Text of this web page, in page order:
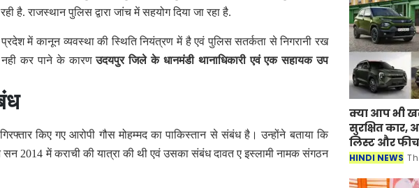
है. राजस्थान पुलिस द्वारा जांच में सहयोग दिया जा रहा है.
में कानून व्यवस्था की स्थिति नियंत्रण में है एवं पुलिस सतर्कता से निगरानी रख
नही कर पाने के कारणउदयपुर जिले के धानमंडी थानाधिकारी एवं एक सहायक उप
किए गए आरोपी गौस मोहम्मद का पाकिस्तान से संबंध है। उन्होंने बताया कि
सन 2014 में कराची की यात्रा की थी एवं उसका संबंध दावत ए इस्लामी नामक संगठन
क्या आप भी
सुरक्षित कार,
लिस्ट और
HINDI NEWS